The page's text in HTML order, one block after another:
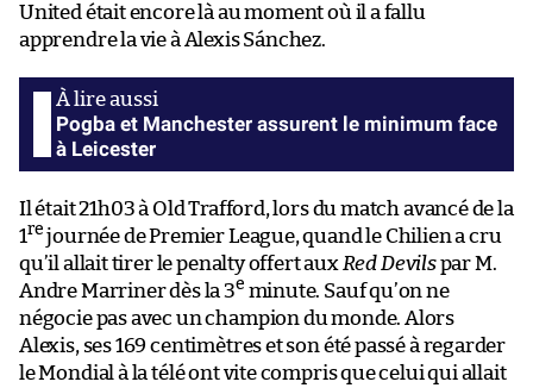
United était encore là au moment où il a fallu
apprendre la vie à Alexis Sánchez.
Pogba et Manchester assurent le minimum face
à Leicester
Il était 21h03 à Old Trafford, lors du match avancé de la
1re journée de Premier League, quand le Chilien a cru
qu’il allait tirer le penalty offert aux Red Devilspar M.
Andre Marriner dès la 3e minute. Sauf qu’on ne
négocie pas avec un champion du monde. Alors
Alexis, ses 169 centimètres et son été passé à regarder
le Mondial à la télé ont vite compris que celui qui allait